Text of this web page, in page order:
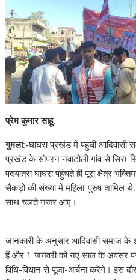
प्रेम कुमार साहू,
गुमला:-घाघरा प्रखंड में पहुंची आदिवासी
प्रखंड के सोपरन नवाटोली गांव से सिरा-
पदयात्रा घाघरा पहुंचते ही पूरा क्षेत्र
सैकड़ों की संख्या में महिला-पुरुष शामिल
साथ चलते नजर आए।
जानकारी के अनुसार आदिवासी समाज के
हैं और 1 जनवरी को नए साल के अवसर
विधि-विधान से पूजा-अर्चना करेंगे। इस